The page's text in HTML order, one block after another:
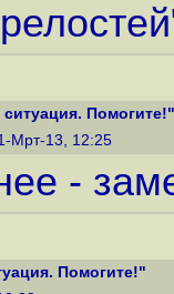
Помогите!"
Мрт-13, 12:25
-
Помогите!"